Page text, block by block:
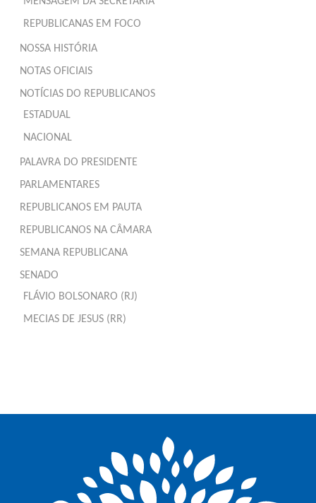
REPUBLICANAS EM FOCO
NOSSA HISTÓRIA
NOTAS OFICIAIS
NOTÍCIAS DO REPUBLICANOS
ESTADUAL
NACIONAL
PALAVRA DO PRESIDENTE
PARLAMENTARES
REPUBLICANOS EM PAUTA
REPUBLICANOS NA CÂMARA
SEMANA REPUBLICANA
SENADO
FLÁVIO BOLSONARO (RJ)
MECIAS DE JESUS (RR)